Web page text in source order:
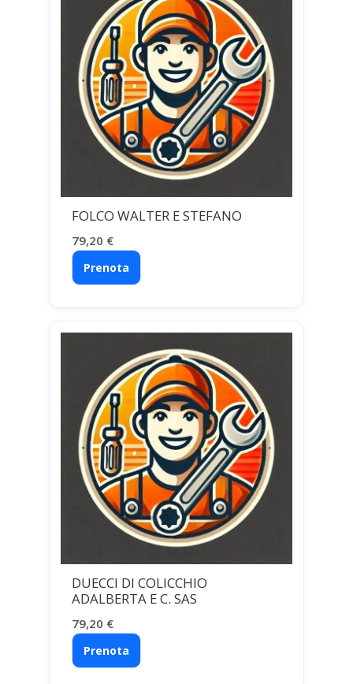
FOLCO WALTER E STEFANO
79,20 €
Prenota
DUECCI DI COLICCHIO
ADALBERTA E C. SAS
79,20 €
Prenota